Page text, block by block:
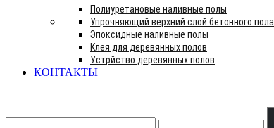
Полиуретановые наливные полы
Упрочняющий верхний слой бетонного пола
Эпоксидные наливные полы
Клея для деревянных полов
Устрйство деревянных полов
КОНТАКТЫ